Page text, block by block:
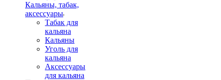
Кальяны, табак,
аксессуары
Табак для
кальяна
Кальяны
Уголь для
кальяна
Аксессуары
для кальяна